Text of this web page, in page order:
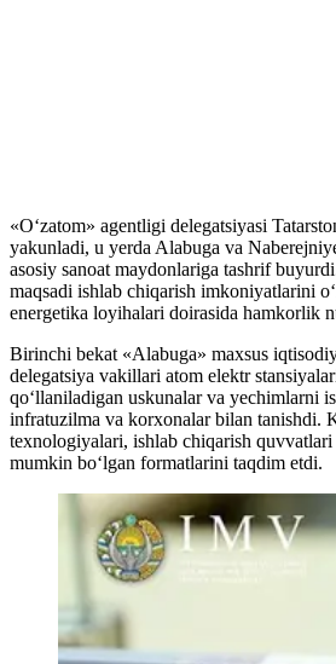
«O‘zatom» agentligi delegatsiyasi
yakunladi, u yerda Alabuga va
asosiy sanoat maydonlariga tashrif
maqsadi ishlab chiqarish imkoniyatlarini
energetika loyihalari doirasida hamkorlik
Birinchi bekat «Alabuga» maxsus
delegatsiya vakillari atom elektr
qo‘llaniladigan uskunalar va yechimlarni
infratuzilma va korxonalar bilan tanishdi.
texnologiyalari, ishlab chiqarish
mumkin bo‘lgan formatlarini taqdim etdi.